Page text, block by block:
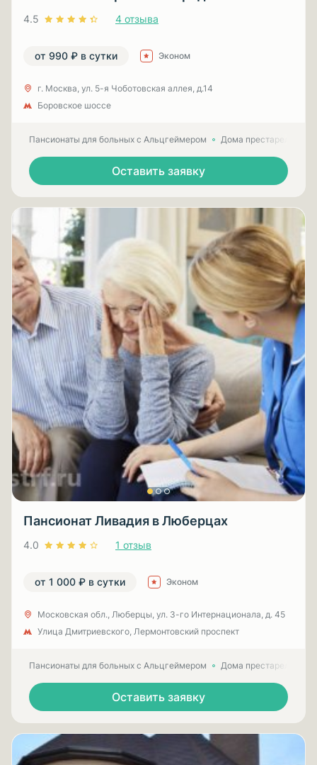
4.5 4 отзыва
от 990 ₽ в сутки Эконом
г. Москва, ул. 5-я Чоботовская аллея, д.14
Боровское шоссе
Пансионаты для больных с Альцгеймером Дома престарелых
Оставить заявку
Пансионат Ливадия в Люберцах
4.0 1 отзыв
от 1 000 ₽ в сутки Эконом
Московская обл., Люберцы, ул. 3-гo Интернационала, д. 45
Улица Дмитриевского, Лермонтовский проспект
Пансионаты для больных с Альцгеймером Дома престарелых
Оставить заявку